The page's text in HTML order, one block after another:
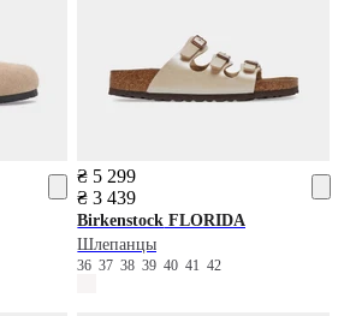
₴ 5 299
₴ 3 439
Birkenstock FLORIDA
Шлепанцы
36373839404142